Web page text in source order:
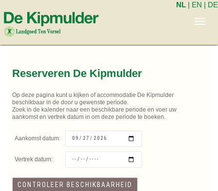
NL | EN | DE
Reserveren De Kipmulder
Op deze pagina kunt u kijken of accommodatie De Kipmulder
beschikbaar in de door u gewenste periode.
Zoek in de kalender naar een beschikbare periode en voer uw
aankomst en vertrek datum in om deze periode te boeken.
Aankomst datum:
Vertrek datum: